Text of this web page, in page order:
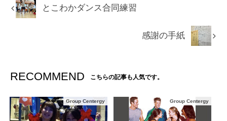
とこわかダンス合同練習
感謝の手紙
RECOMMEND こちらの記事も人気です。
Group Centergy Group Centergy